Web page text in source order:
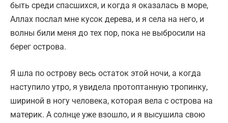
быть среди спасшихся, и когда я оказалась в море,
Аллах послал мне кусок дерева, и я села на него, и
волны били меня до тех пор, пока не выбросили на
берег острова.
Я шла по острову весь остаток этой ночи, а когда
наступило утро, я увидела протоптанную тропинку,
шириной в ногу человека, которая вела с острова на
материк. А солнце уже взошло, и я высушила свою